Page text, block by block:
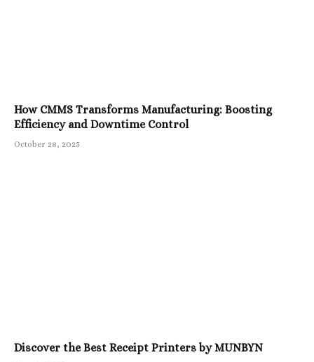
How CMMS Transforms Manufacturing: Boosting
Efficiency and Downtime Control
October 28, 2025
Discover the Best Receipt Printers by MUNBYN